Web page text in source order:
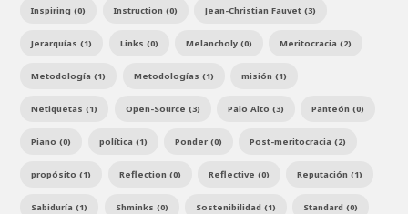
Inspiring (0) Instruction (0) Jean-Christian Fauvet (3)
Jerarquías (1) Links (0) Melancholy (0) Meritocracia (2)
Metodología (1) Metodologías (1) misión (1)
Netiquetas (1) Open-Source (3) Palo Alto (3) Panteón (0)
Piano (0) política (1) Ponder (0) Post-meritocracia (2)
propósito (1) Reflection (0) Reflective (0) Reputación (1)
Sabiduría (1) Shminks (0) Sostenibilidad (1) Standard (0)